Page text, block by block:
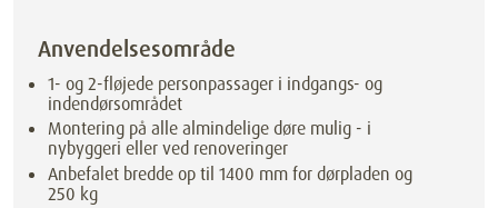
Anvendelsesområde
1- og 2-fløjede personpassager i indgangs- og
indendørsområdet
Montering på alle almindelige døre mulig - i
nybyggeri eller ved renoveringer
Anbefalet bredde op til 1400 mm for dørpladen og
250 kg